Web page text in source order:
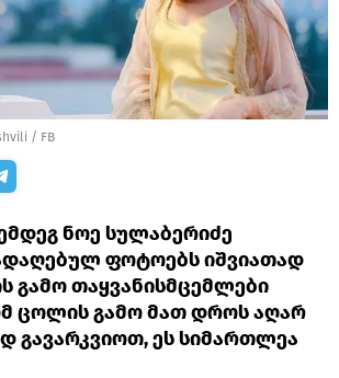
/ FB
ნოე სულაბერიძე
ფოტოებს იშვიათად
გამო თაყვანისმცემლები
ცოლის გამო მათ დროს აღარ
გავარკვიოთ, ეს სიმართლეა